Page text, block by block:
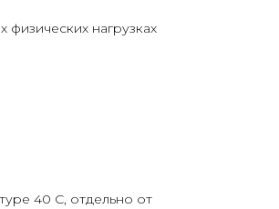
нагрузках
40 С, отдельно от